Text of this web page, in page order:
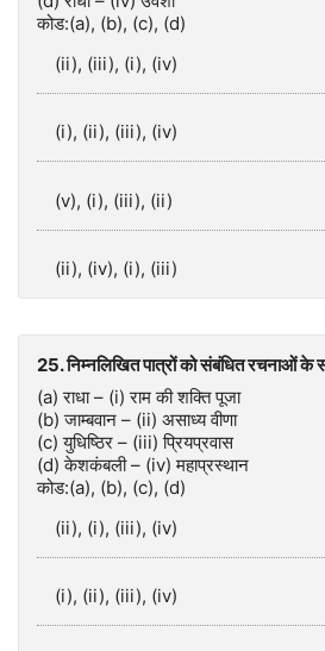
कोड:(a), (b), (c), (d)
(ii), (iii), (i), (iv)
(i), (ii), (iii), (iv)
(v), (i), (iii), (ii)
(ii), (iv), (i), (iii)
25. निम्नलिखित पात्रों को संबंधित रचनाओं के
(a) राधा – (i) राम की शक्ति पूजा
(b) जाम्बवान – (ii) असाध्य वीणा
(c) युधिष्ठिर – (iii) प्रियप्रवास
(d) केशकंबली – (iv) महाप्रस्थान
कोड:(a), (b), (c), (d)
(ii), (i), (iii), (iv)
(i), (ii), (iii), (iv)